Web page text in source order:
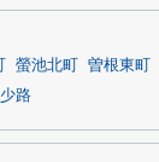
螢池北町 曽根東町
少路